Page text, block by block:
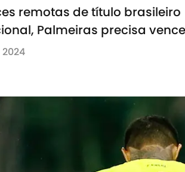
remotas de título brasileiro
Palmeiras precisa